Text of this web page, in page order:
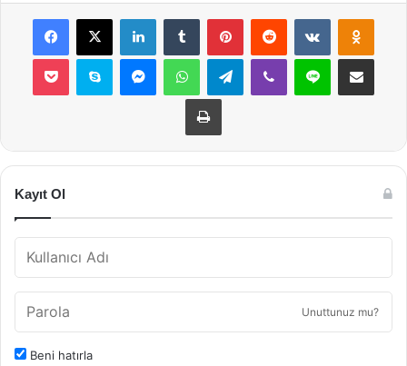
Facebook
X LinkedInTumblr PinterestReddit VKontakte
Pocket Skype MessengerWhatsAppTelegramViber Line E-Posta ile
Yazdır
Kayıt Ol
Unuttunuz mu?
Beni hatırla